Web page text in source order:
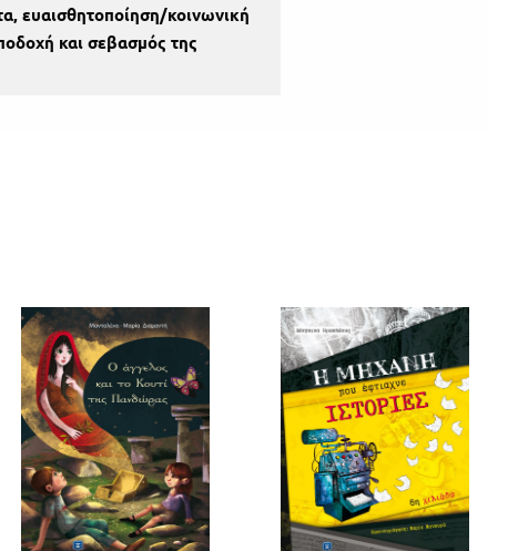
ευαισθητοποίηση/κοινωνική
και σεβασμός της